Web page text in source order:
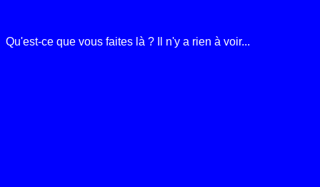
Qu'est-ce que vous faites là ? Il n'y a rien à voir...